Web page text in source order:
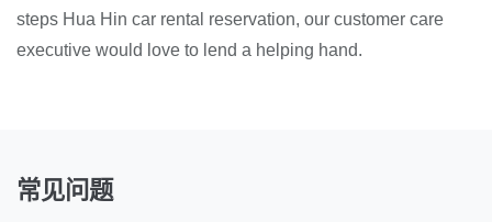
steps Hua Hin car rental reservation, our customer care
executive would love to lend a helping hand.
常见问题